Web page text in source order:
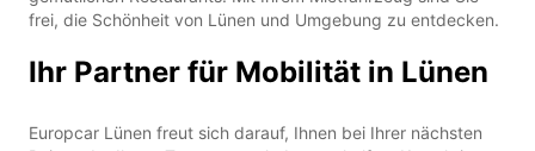
frei, die Schönheit von Lünen und Umgebung zu entdecken.
Ihr Partner für Mobilität in Lünen
Europcar Lünen freut sich darauf, Ihnen bei Ihrer nächsten